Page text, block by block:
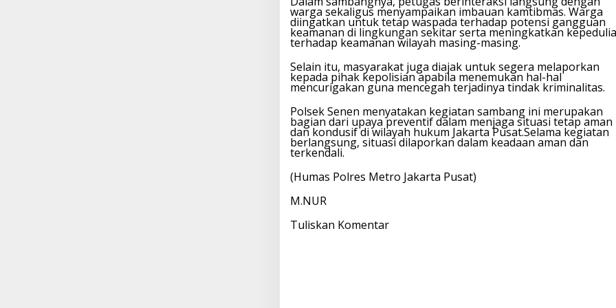
warga sekaligus menyampaikan imbauan kamtibmas. Warga
diingatkan untuk tetap waspada terhadap potensi gangguan
keamanan di lingkungan sekitar serta meningkatkan
terhadap keamanan wilayah masing-masing.
Selain itu, masyarakat juga diajak untuk segera melaporkan
kepada pihak kepolisian apabila menemukan hal-hal
mencurigakan guna mencegah terjadinya tindak kriminalitas.
Polsek Senen menyatakan kegiatan sambang ini merupakan
bagian dari upaya preventif dalam menjaga situasi tetap aman
dan kondusif di wilayah hukum Jakarta Pusat.Selama kegiatan
berlangsung, situasi dilaporkan dalam keadaan aman dan
terkendali.
(Humas Polres Metro Jakarta Pusat)
M.NUR
Tuliskan Komentar